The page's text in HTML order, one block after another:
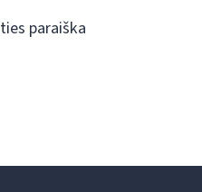
paraiška